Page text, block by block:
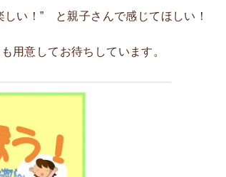
い！” と親子さんで感じてほしい！
用意してお待ちしています。